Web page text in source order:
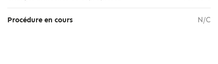
Procédure en cours N/C